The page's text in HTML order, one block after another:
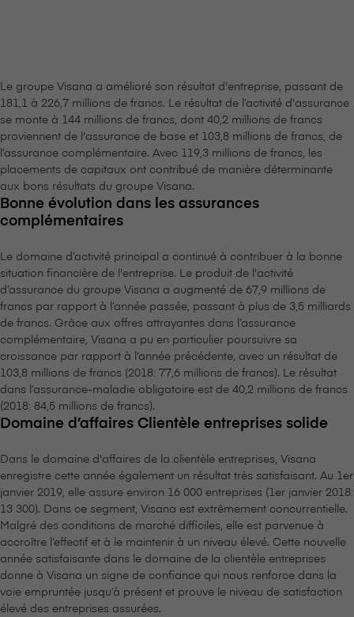
Le groupe V⁠i⁠s⁠a⁠n⁠a a amélioré son résultat d'entreprise, passant de
181,1 à 226,7 millions de francs. Le résultat de l’activité d'assurance
se monte à 144 millions de francs, dont 40,2 millions de francs
proviennent de l'assurance de base et 103,8 millions de francs, de
l’assurance complémentaire. Avec 119,3 millions de francs, les
placements de capitaux ont contribué de manière déterminante
aux bons résultats du groupe V⁠i⁠s⁠a⁠n⁠a.
Bonne évolution dans les assurances
complémentaires
Le domaine d’activité principal a continué à contribuer à la bonne
situation financière de l'entreprise. Le produit de l'activité
d’assurance du groupe V⁠i⁠s⁠a⁠n⁠a a augmenté de 67,9 millions de
francs par rapport à l’année passée, passant à plus de 3,5 milliards
de francs. Grâce aux offres attrayantes dans l’assurance
complémentaire, V⁠i⁠s⁠a⁠n⁠a a pu en particulier poursuivre sa
croissance par rapport à l’année précédente, avec un résultat de
103,8 millions de francs (2018: 77,6 millions de francs). Le résultat
dans l’assurance-maladie obligatoire est de 40,2 millions de francs
(2018: 84,5 millions de francs).
Domaine d’affaires Clientèle entreprises solide
Dans le domaine d'affaires de la clientèle entreprises, V⁠i⁠s⁠a⁠n⁠a
enregistre cette année également un résultat très satisfaisant. Au 1er
janvier 2019, elle assure environ 16 000 entreprises (1er janvier 2018:
13 300). Dans ce segment, V⁠i⁠s⁠a⁠n⁠a est extrêmement concurrentielle.
Malgré des conditions de marché difficiles, elle est parvenue à
accroître l’effectif et à le maintenir à un niveau élevé. Cette nouvelle
année satisfaisante dans le domaine de la clientèle entreprises
donne à V⁠i⁠s⁠a⁠n⁠a un signe de confiance qui nous renforce dans la
voie empruntée jusqu’à présent et prouve le niveau de satisfaction
élevé des entreprises assurées.